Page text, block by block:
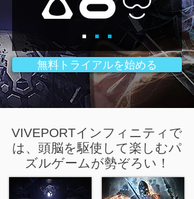
無料トライアルを始める
VIVEPORTインフィニティで
は、頭脳を駆使して楽しむパ
ズルゲームが勢ぞろい！